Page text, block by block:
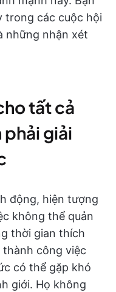
trong các cuộc hội
những nhận xét
tất cả
giải
động, hiện tượng
không thể quản
thời gian thích
công việc
có thể gặp khó
giới. Họ không